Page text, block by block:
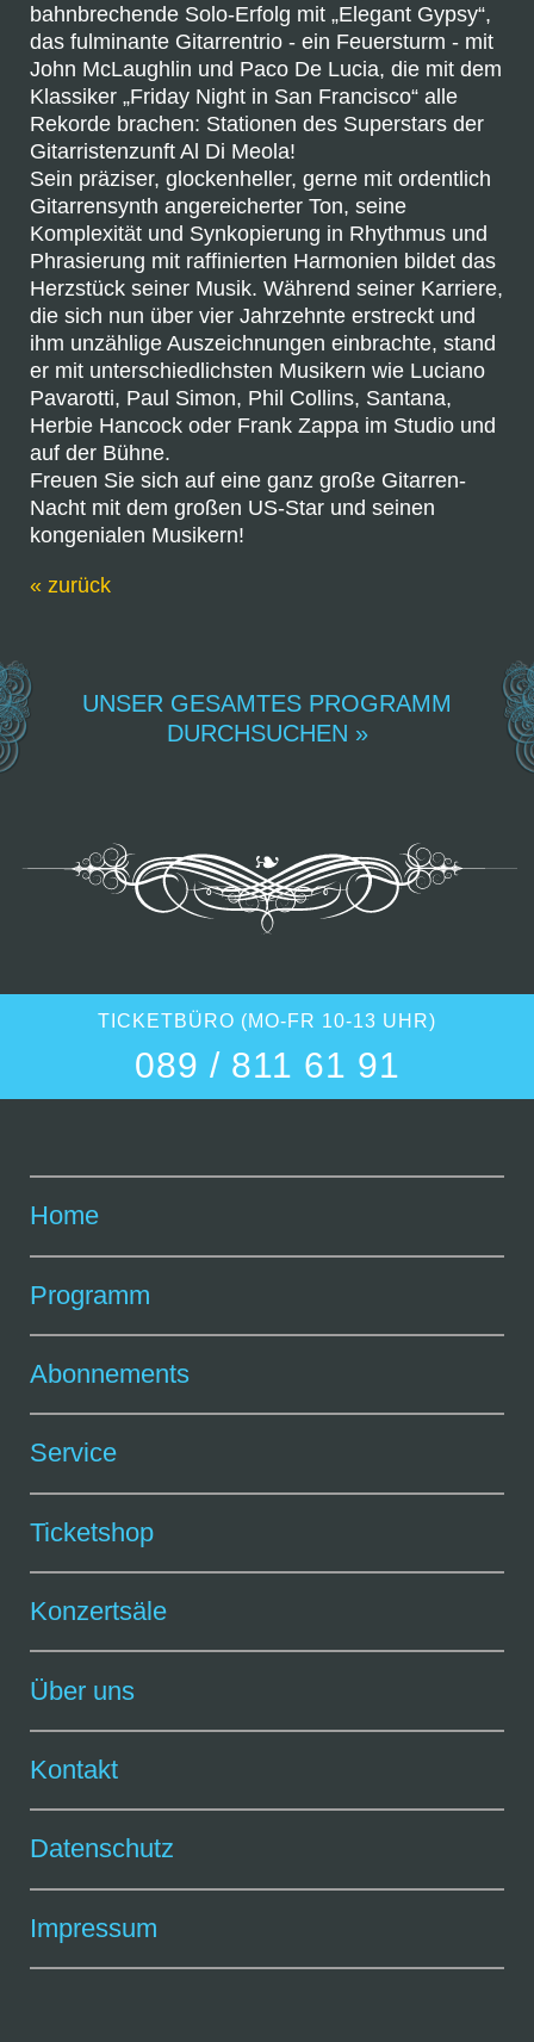
bahnbrechende Solo-Erfolg mit „Elegant Gypsy“,
das fulminante Gitarrentrio - ein Feuersturm - mit
John McLaughlin und Paco De Lucia, die mit dem
Klassiker „Friday Night in San Francisco“ alle
Rekorde brachen: Stationen des Superstars der
Gitarristenzunft Al Di Meola!
Sein präziser, glockenheller, gerne mit ordentlich
Gitarrensynth angereicherter Ton, seine
Komplexität und Synkopierung in Rhythmus und
Phrasierung mit raffinierten Harmonien bildet das
Herzstück seiner Musik. Während seiner Karriere,
die sich nun über vier Jahrzehnte erstreckt und
ihm unzählige Auszeichnungen einbrachte, stand
er mit unterschiedlichsten Musikern wie Luciano
Pavarotti, Paul Simon, Phil Collins, Santana,
Herbie Hancock oder Frank Zappa im Studio und
auf der Bühne.
Freuen Sie sich auf eine ganz große Gitarren-
Nacht mit dem großen US-Star und seinen
kongenialen Musikern!
« zurück
UNSER GESAMTES PROGRAMM
DURCHSUCHEN »
TICKETBÜRO (MO-FR 10-13 UHR)
089 / 811 61 91
Home
Programm
Abonnements
Service
Ticketshop
Konzertsäle
Über uns
Kontakt
Datenschutz
Impressum